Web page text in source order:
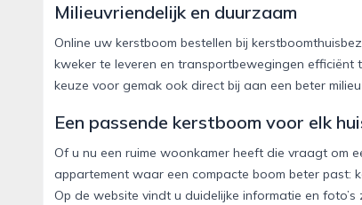
Milieuvriendelijk en duurzaam
Online uw kerstboom bestellen bij
kweker te leveren en transportbewegingen
keuze voor gemak ook direct bij aan een beter
Een passende kerstboom voor elk
Of u nu een ruime woonkamer heeft die vraagt om
appartement waar een compacte boom beter past:
Op de website vindt u duidelijke informatie en